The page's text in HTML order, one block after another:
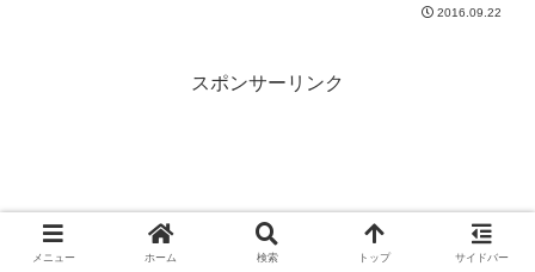
2016.09.22
スポンサーリンク
メニュー ホーム 検索 トップ サイドバー